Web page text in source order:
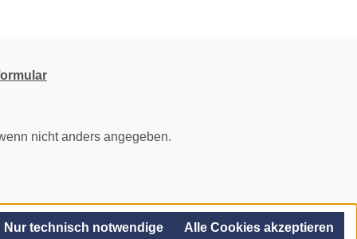
nicht anders angegeben.
Nur technisch notwendige Alle Cookies akzeptieren